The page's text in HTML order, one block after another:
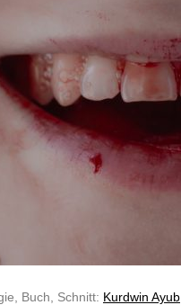
Buch, Schnitt: Kurdwin Ayub